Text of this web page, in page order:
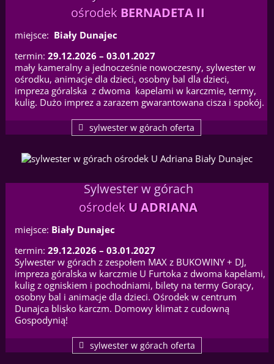
ośrodek BERNADETA II
miejsce: Biały Dunajec
termin: 29.12.2026 – 03.01.2027
mały kameralny a jednocześnie nowoczesny, sylwester w
ośrodku, animacje dla dzieci, osobny bal dla dzieci,
impreza góralska z dwoma kapelami w karczmie, termy,
kulig. Dużo imprez a zarazem gwarantowana cisza i spokój.
sylwester w górach oferta
Sylwester w górach
ośrodekU ADRIANA
miejsce: Biały Dunajec
termin: 29.12.2026 – 03.01.2027
Sylwester w górach z zespołem MAX z BUKOWINY + DJ,
impreza góralska w karczmie U Furtoka z dwoma kapelami,
kulig z ogniskiem i pochodniami, bilety na termy Gorący,
osobny bal i animacje dla dzieci. Ośrodek w centrum
Dunajca blisko karczm. Domowy klimat z cudowną
Gospodynią!
sylwester w górach oferta